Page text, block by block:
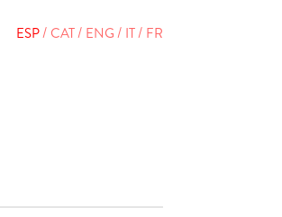
ESP CAT ENG IT FR